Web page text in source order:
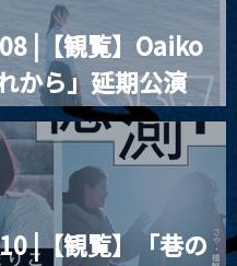
|【観覧】Oaiko
から」延期公演
Lights × 17歳
の壁
|【観覧】「巷の